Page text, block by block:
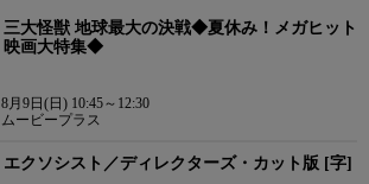
三大怪獣 地球最大の決戦◆夏休み！メガヒット
映画大特集◆
8月9日(日) 10:45～12:30
ムービープラス
エクソシスト／ディレクターズ・カット版 [字]